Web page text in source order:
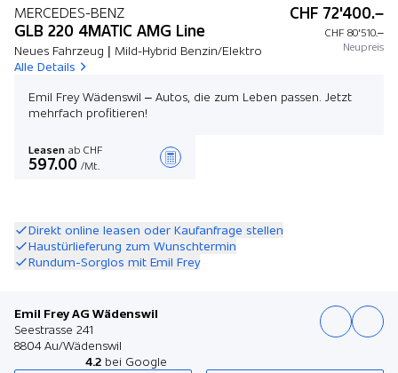
MERCEDES-BENZ
GLB 220 4MATIC AMG Line
Neues Fahrzeug | Mild-Hybrid Benzin/Elektro
Alle Details
CHF 72'400.–
CHF 80'510.–
Neupreis
Emil Frey Wädenswil – Autos, die zum Leben passen. Jetzt
mehrfach profitieren!
Leasen ab CHF
597.00 /Mt.
Direkt online leasen oder Kaufanfrage stellen
Haustürlieferung zum Wunschtermin
Rundum-Sorglos mit Emil Frey
Emil Frey AG Wädenswil
Seestrasse 241
8804 Au/Wädenswil
4.2 bei Google